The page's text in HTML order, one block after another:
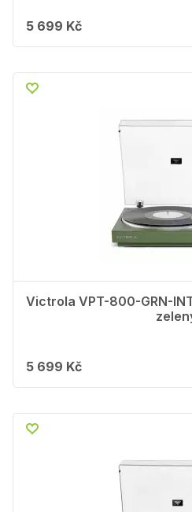
5 699 Kč
Victrola VPT-800-GRN-
5 699 Kč